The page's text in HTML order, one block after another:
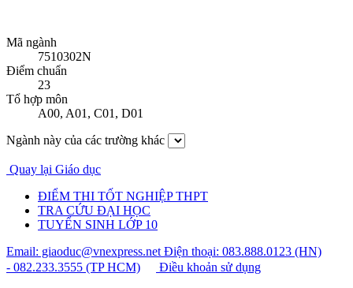
Mã ngành
7510302N
Điểm chuẩn
23
Tổ hợp môn
A00, A01, C01, D01
Ngành này của các trường khác
Quay lại Giáo dục
ĐIỂM THI TỐT NGHIỆP THPT
TRA CỨU ĐẠI HỌC
TUYỂN SINH LỚP 10